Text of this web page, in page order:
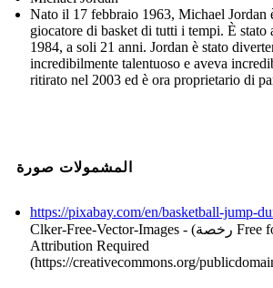
Nato il 17 febbraio 1963, Michael Jordan
giocatore di basket di tutti i tempi. È
1984, a soli 21 anni. Jordan è stato
incredibilmente talentuoso e aveva
ritirato nel 2003 ed è ora proprietario di
المشمولات صورة
https://pixabay.com/en/basketball-jump-
Clker-Free-Vector-Images - (رخصة Free for Commercial Use / No
Attribution Required
(https://creativecommons.org/